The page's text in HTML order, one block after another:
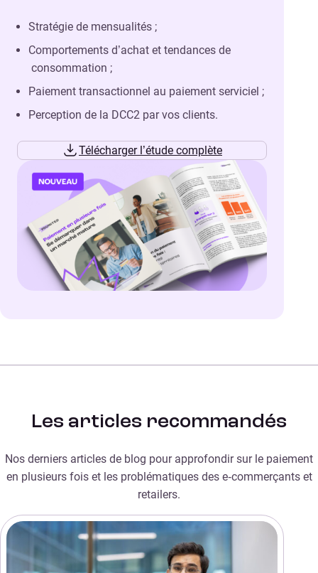
Stratégie de mensualités ;
Comportements d’achat et tendances de
consommation ;
Paiement transactionnel au paiement serviciel ;
Perception de la DCC2 par vos clients.
Télécharger l’étude complète
Les articles recommandés
Nos derniers articles de blog pour approfondir sur le paiement
en plusieurs fois et les problématiques des e‑commerçants et
retailers.